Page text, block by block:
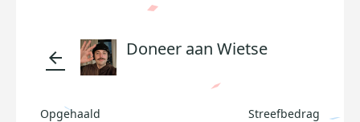
arrow_back Doneer aan Wietse
Opgehaald Streefbedrag